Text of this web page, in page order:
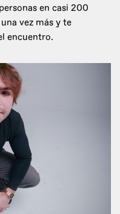
en casi 200
vez más y te
encuentro.